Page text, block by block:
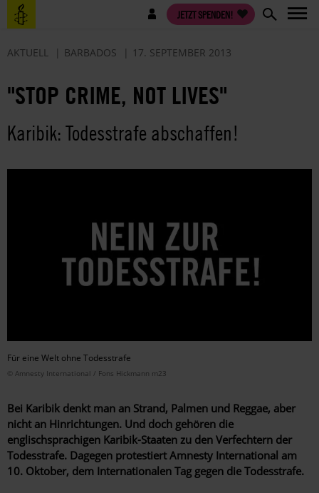
Direkt
zum
Benutzermenü JETZT SPENDEN!
AKTUELL BARBADOS 17. SEPTEMBER 2013
"STOP CRIME, NOT LIVES"
Karibik: Todesstrafe abschaffen!
Für eine Welt ohne Todesstrafe
© Amnesty International / Fons Hickmann m23
Bei Karibik denkt man an Strand, Palmen und Reggae, aber
nicht an Hinrichtungen. Und doch gehören die
englischsprachigen Karibik-Staaten zu den Verfechtern der
Todesstrafe. Dagegen protestiert Amnesty International am
10. Oktober, dem Internationalen Tag gegen die Todesstrafe.